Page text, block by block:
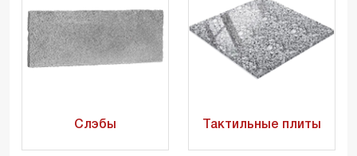
Слэбы Тактильные плиты